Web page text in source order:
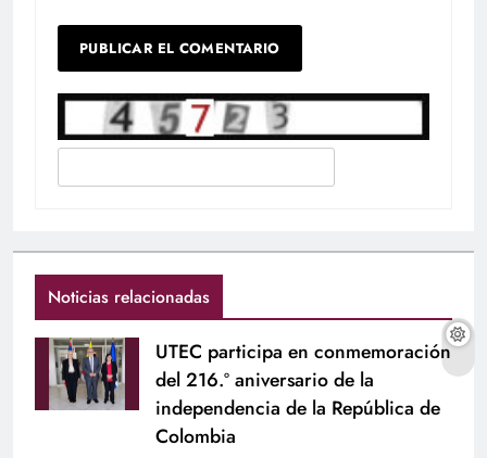
Noticias relacionadas
UTEC participa en conmemoración
del 216.º aniversario de la
independencia de la República de
Colombia